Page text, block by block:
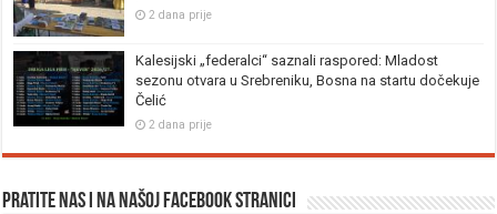
2 dana prije
Kalesijski „federalci“ saznali raspored: Mladost
sezonu otvara u Srebreniku, Bosna na startu dočekuje
Čelić
2 dana prije
Pratite nas i na našoj facebook stranici